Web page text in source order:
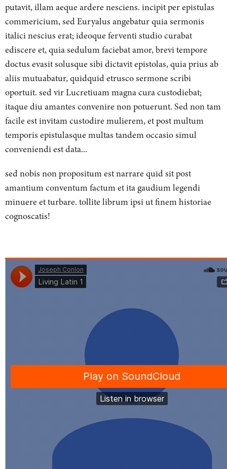
putavit, illam aeque ardere nesciens. incipit per epistulas
commericium, sed Euryalus angebatur quia sermonis
italici nescius erat; ideoque ferventi studio curabat
ediscere et, quia sedulum faciebat amor, brevi tempore
doctus evasit solusque sibi dictavit epistolas, quia prius ab
aliis mutuabatur, quidquid etrusco sermone scribi
oportuit. sed vir Lucretiuam magna cura custodiebat;
itaque diu amantes convenire non potuerunt. Sed non tam
facile est invitam custodire mulierem, et post multum
temporis epistulasque multas tandem occasio simul
conveniendi est data...
sed nobis non propositum est narrare quid sit post
amantium conventum factum et ita gaudium legendi
minuere et turbare. tollite librum ipsi ut finem historiae
cognoscatis!